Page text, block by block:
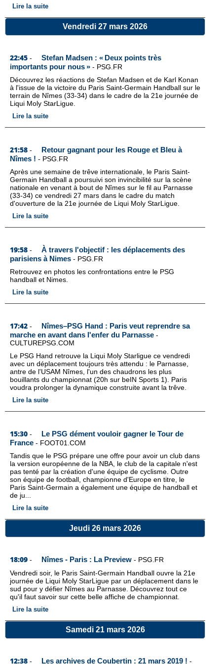
Lire la suite
Vendredi 27 mars 2026
22:45 -
Stefan Madsen : « Deux points très
importants pour nous » - PSG.FR
Découvrez les réactions de Stefan Madsen et de Karl Konan
à l'issue de la victoire du Paris Saint-Germain Handball sur le
terrain de Nîmes (33-34) dans le cadre de la 21e journée de
Liqui Moly StarLigue.
Lire la suite
21:58 -
Retour gagnant pour les Rouge et Bleu à
Nîmes ! - PSG.FR
Après une semaine de trêve internationale, le Paris Saint-
Germain Handball a poursuivi son invincibilité sur la scène
nationale en venant à bout de Nîmes sur le fil au Parnasse
(33-34) ce vendredi 27 mars dans le cadre du match
d'ouverture de la 21e journée de Liqui Moly StarLigue.
Lire la suite
19:58 -
À travers l'objectif : les déplacements des
parisiens à Nimes - PSG.FR
Retrouvez en photos les confrontations entre le PSG
handball et Nimes.
Lire la suite
17:42 -
Nîmes–PSG Hand : Paris veut reprendre sa
marche en avant dans l'enfer du Parnasse -
CULTUREPSG.COM
Le PSG Hand retrouve la Liqui Moly Starligue ce vendredi
avec un déplacement toujours très attendu : le Parnasse,
antre de l'USAM Nîmes, l'un des chaudrons les plus
bouillants du championnat (20h sur beIN Sports 1). Paris
voudra prolonger la dynamique construite avant la trêve.
Lire la suite
15:30 -
Le PSG dément vouloir gagner le Tour de
France - FOOT01.COM
Tandis que le PSG prépare une offre pour avoir un club dans
la version européenne de la NBA, le club de la capitale n'est
pas tenté par la création d'une équipe de cyclisme. Outre
son équipe de football, championne d'Europe en titre, le
Paris Saint-Germain a également une équipe de handball et
de ju...
Lire la suite
Jeudi 26 mars 2026
18:09 - Nîmes - Paris : La Preview - PSG.FR
Vendredi soir, le Paris Saint-Germain Handball ouvre la 21e
journée de Liqui Moly StarLigue par un déplacement dans le
sud pour y défier Nîmes au Parnasse. Découvrez tout ce
qu'il faut savoir sur cette belle affiche de championnat.
Lire la suite
Samedi 21 mars 2026
12:38 - Les archives de Coubertin : 21 mars 2019 ! -